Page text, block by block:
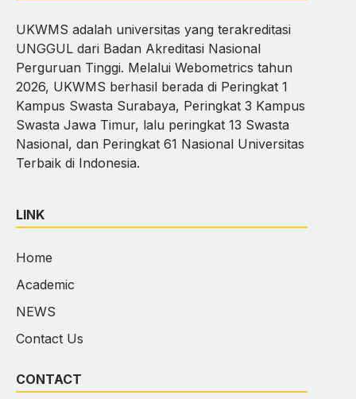
UKWMS adalah universitas yang terakreditasi
UNGGUL dari Badan Akreditasi Nasional
Perguruan Tinggi. Melalui Webometrics tahun
2026, UKWMS berhasil berada di Peringkat 1
Kampus Swasta Surabaya, Peringkat 3 Kampus
Swasta Jawa Timur, lalu peringkat 13 Swasta
Nasional, dan Peringkat 61 Nasional Universitas
Terbaik di Indonesia.
LINK
Home
Academic
NEWS
Contact Us
CONTACT